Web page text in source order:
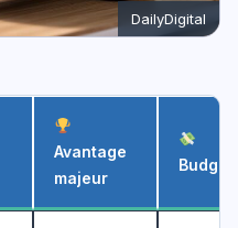
DailyDigital
Avantage
majeur
Budget